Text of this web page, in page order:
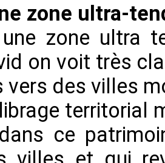
zone ultra-
zone ultra
on voit très
des villes
territorial
ce